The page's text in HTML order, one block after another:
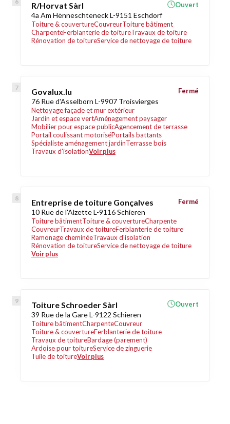
R/Horvat Sàrl
4a Am Hënneschteneck L-9151 Eschdorf
Toiture & couvertureCouvreurToiture bâtiment
CharpenteFerblanterie de toitureTravaux de toiture
Rénovation de toitureService de nettoyage de toiture
Ouvert
Govalux.lu
76 Rue d'Asselborn L-9907 Troisvierges
Nettoyage façade et mur extérieur
Jardin et espace vertAménagement paysager
Mobilier pour espace publicAgencement de terrasse
Portail coulissant motoriséPortails battants
Spécialiste aménagement jardinTerrasse bois
Travaux d'isolationVoir plus
Fermé
Entreprise de toiture Gonçalves
10 Rue de l'Alzette L-9116 Schieren
Toiture bâtimentToiture & couvertureCharpente
CouvreurTravaux de toitureFerblanterie de toiture
Ramonage cheminéeTravaux d'isolation
Rénovation de toitureService de nettoyage de toiture
Voir plus
Fermé
Toiture Schroeder Sàrl
39 Rue de la Gare L-9122 Schieren
Toiture bâtimentCharpenteCouvreur
Toiture & couvertureFerblanterie de toiture
Travaux de toitureBardage (parement)
Ardoise pour toitureService de zinguerie
Tuile de toitureVoir plus
Ouvert